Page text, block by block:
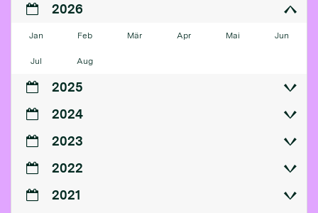
2026
Jan Feb Mär Apr Mai Jun
Jul Aug
2025
2024
2023
2022
2021